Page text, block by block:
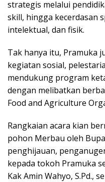
strategis melalui
skill, hingga kecerdasan
intelektual, dan fisik.
Tak hanya itu, Pramuka
kegiatan sosial,
mendukung program
dengan melibatkan
Food and Agriculture
Rangkaian acara kian
pohon Merbau oleh
penghijauan,
kepada tokoh Pramuka
Kak Amin Wahyo, S.Pd.,